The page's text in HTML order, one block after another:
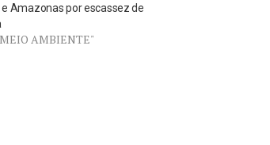
Amazonas por escassez de
AMBIENTE"